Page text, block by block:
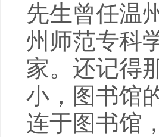
先生曾任温
州师范专科
家。还记得
小，图书馆
连于图书馆